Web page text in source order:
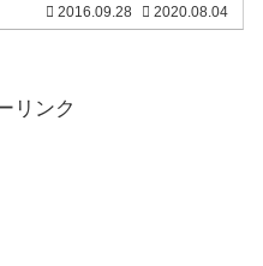
、勢いよく楽天市場を利用し
2016.09.28 2020.08.04
リンク